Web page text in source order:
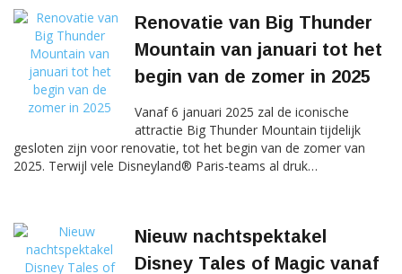
Renovatie van Big Thunder
Mountain van januari tot het
begin van de zomer in 2025
Vanaf 6 januari 2025 zal de iconische
attractie Big Thunder Mountain tijdelijk
gesloten zijn voor renovatie, tot het begin van de zomer van
2025. Terwijl vele Disneyland® Paris-teams al druk…
Nieuw nachtspektakel
Disney Tales of Magic vanaf